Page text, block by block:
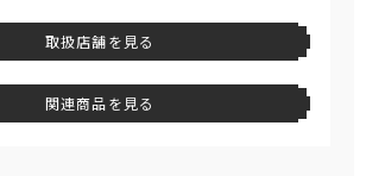
取扱店舗を見る
関連商品を見る